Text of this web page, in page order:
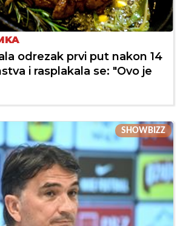
odrezak prvi put nakon 14
i rasplakala se: "Ovo je
SHOWBIZZ